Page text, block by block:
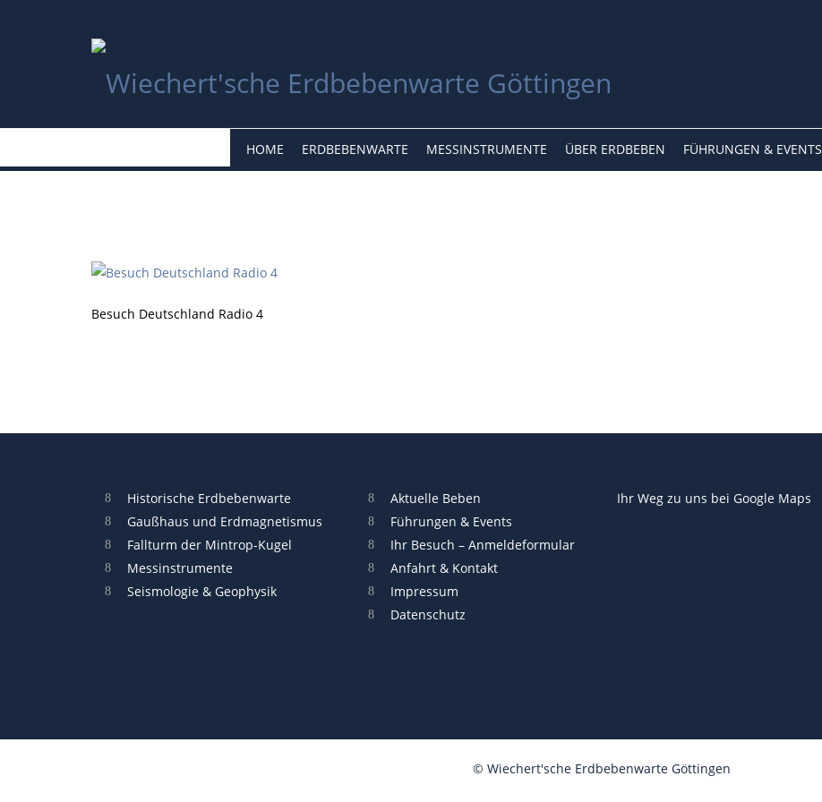
HOME ERDBEBENWARTE MESSINSTRUMENTE ÜBER ERDBEBEN FÜHRUNGEN & EVENTS
Besuch Deutschland Radio 4
Historische Erdbebenwarte
Gaußhaus und Erdmagnetismus
Fallturm der Mintrop-Kugel
Messinstrumente
Seismologie & Geophysik
Aktuelle Beben
Führungen & Events
Ihr Besuch – Anmeldeformular
Anfahrt & Kontakt
Impressum
Datenschutz
Ihr Weg zu uns beiGoogle Maps
© Wiechert'sche Erdbebenwarte Göttingen